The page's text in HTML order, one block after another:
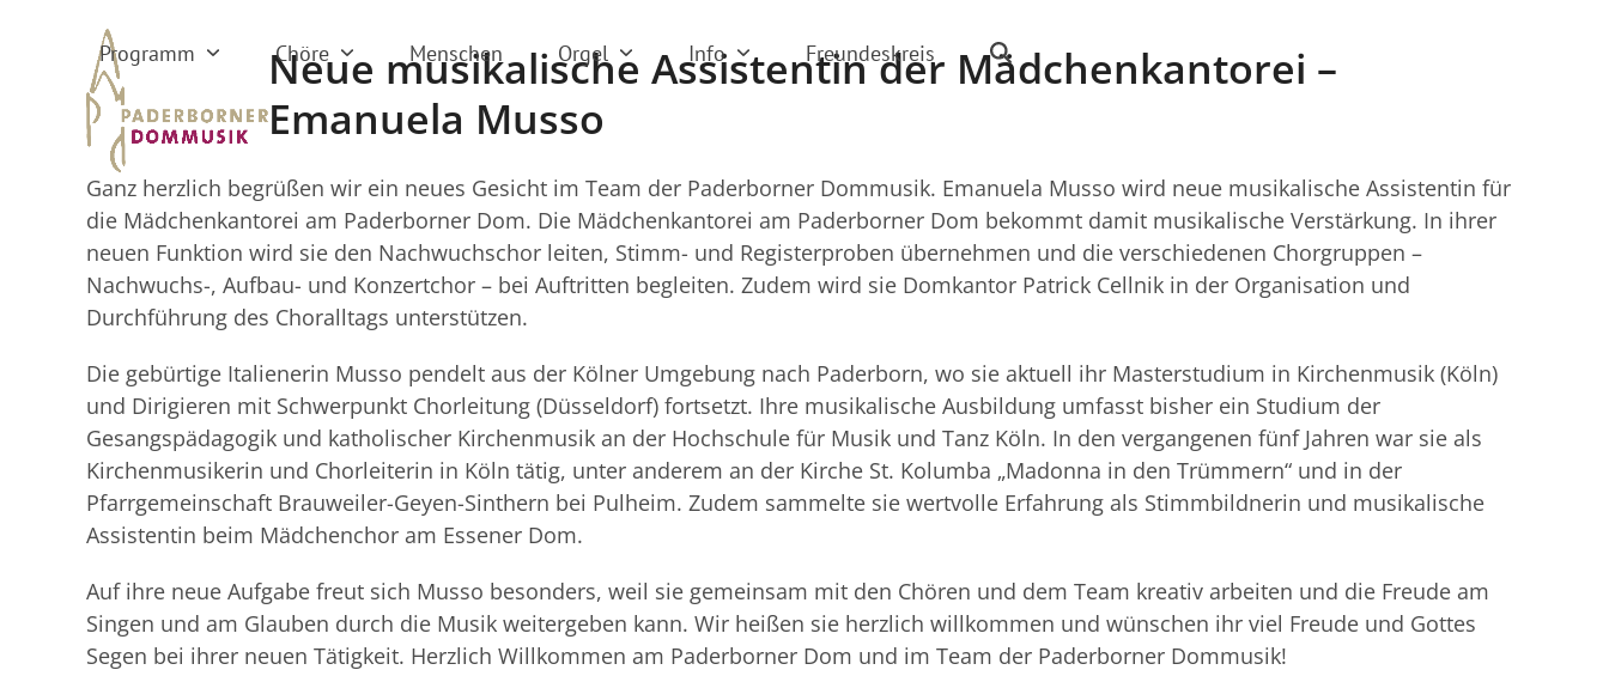
Programm Chöre Menschen Orgel Info Freundeskreis
Neue musikalische Assistentin der Mädchenkantorei –
Emanuela Musso
Ganz herzlich begrüßen wir ein neues Gesicht im Team der Paderborner Dommusik. Emanuela Musso wird neue musikalische Assistentin für
die Mädchenkantorei am Paderborner Dom. Die Mädchenkantorei am Paderborner Dom bekommt damit musikalische Verstärkung. In ihrer
neuen Funktion wird sie den Nachwuchschor leiten, Stimm- und Registerproben übernehmen und die verschiedenen Chorgruppen –
Nachwuchs-, Aufbau- und Konzertchor – bei Auftritten begleiten. Zudem wird sie Domkantor Patrick Cellnik in der Organisation und
Durchführung des Choralltags unterstützen.
Die gebürtige Italienerin Musso pendelt aus der Kölner Umgebung nach Paderborn, wo sie aktuell ihr Masterstudium in Kirchenmusik (Köln)
und Dirigieren mit Schwerpunkt Chorleitung (Düsseldorf) fortsetzt. Ihre musikalische Ausbildung umfasst bisher ein Studium der
Gesangspädagogik und katholischer Kirchenmusik an der Hochschule für Musik und Tanz Köln. In den vergangenen fünf Jahren war sie als
Kirchenmusikerin und Chorleiterin in Köln tätig, unter anderem an der Kirche St. Kolumba „Madonna in den Trümmern“ und in der
Pfarrgemeinschaft Brauweiler-Geyen-Sinthern bei Pulheim. Zudem sammelte sie wertvolle Erfahrung als Stimmbildnerin und musikalische
Assistentin beim Mädchenchor am Essener Dom.
Auf ihre neue Aufgabe freut sich Musso besonders, weil sie gemeinsam mit den Chören und dem Team kreativ arbeiten und die Freude am
Singen und am Glauben durch die Musik weitergeben kann. Wir heißen sie herzlich willkommen und wünschen ihr viel Freude und Gottes
Segen bei ihrer neuen Tätigkeit. Herzlich Willkommen am Paderborner Dom und im Team der Paderborner Dommusik!